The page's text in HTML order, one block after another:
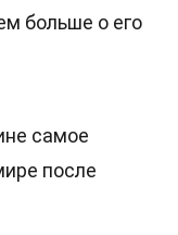
больше о его
самое
после